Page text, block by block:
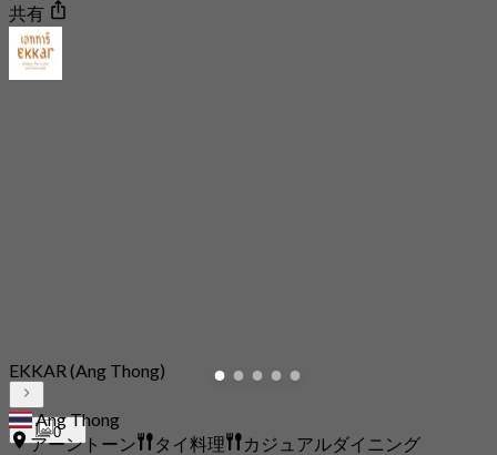
共有
0
EKKAR (Ang Thong)
Ang Thong
アーントーン
タイ料理 カジュアルダイニング